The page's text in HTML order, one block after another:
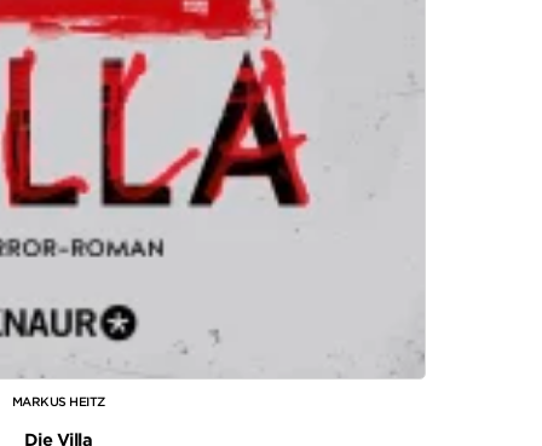
MARKUS HEITZ
Die Villa